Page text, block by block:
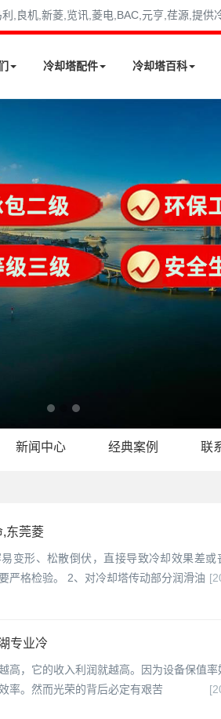
良机,新菱,览讯,菱电,BAC,元亨,荏源,提供
冷却塔配件 冷却塔百科
新闻中心 经典案例 联
,东莞菱
变形、松散倒伏，直接导致冷却效果差或
严格检验。 2、对冷却塔传动部分润滑油
专业冷
高，它的收入利润就越高。因为设备保值率
率。然而光荣的背后必定有艰苦